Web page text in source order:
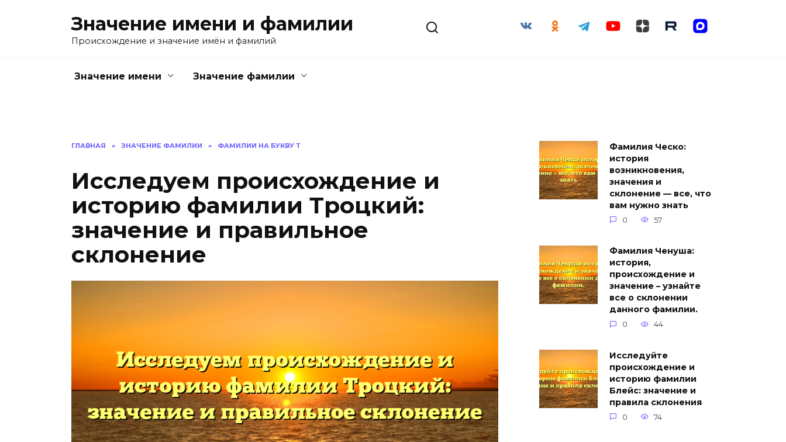
Значение имени и фамилии
Происхождение и значение имён и фамилий
Значение имени Значение фамилии
ГЛАВНАЯ » ЗНАЧЕНИЕ ФАМИЛИИ » ФАМИЛИИ НА БУКВУ Т
Исследуем происхождение и
историю фамилии Троцкий:
значение и правильное
склонение
Фамилия Ческо:
история
возникновения,
значения и
склонение — все, что
вам нужно знать
0 57
Фамилия Ченуша:
история,
происхождение и
значение – узнайте
все о склонении
данного фамилии.
0 44
Исследуйте
происхождение и
историю фамилии
Блейс: значение и
правила склонения
0 74